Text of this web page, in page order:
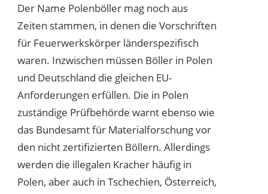
Der Name Polenböller mag noch aus
Zeiten stammen, in denen die Vorschriften
für Feuerwerkskörper länderspezifisch
waren. Inzwischen müssen Böller in Polen
und Deutschland die gleichen EU-
Anforderungen erfüllen. Die in Polen
zuständige Prüfbehörde warnt ebenso wie
das Bundesamt für Materialforschung vor
den nicht zertifizierten Böllern. Allerdings
werden die illegalen Kracher häufig in
Polen, aber auch in Tschechien, Österreich,